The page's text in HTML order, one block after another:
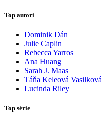
Top autori
Dominik Dán
Julie Caplin
Rebecca Yarros
Ana Huang
Sarah J. Maas
Táňa Keleová Vasilková
Lucinda Riley
Top série